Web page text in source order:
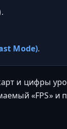
Mode).
и цифры
«FPS» и